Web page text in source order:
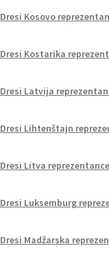
Dresi Kosovo
Dresi Kostarika
Dresi Latvija
Dresi Lihtenštajn
Dresi Litva reprezentance
Dresi Luksemburg
Dresi Madžarska